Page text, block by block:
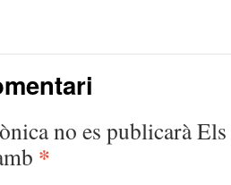
no es publicaràEls
*